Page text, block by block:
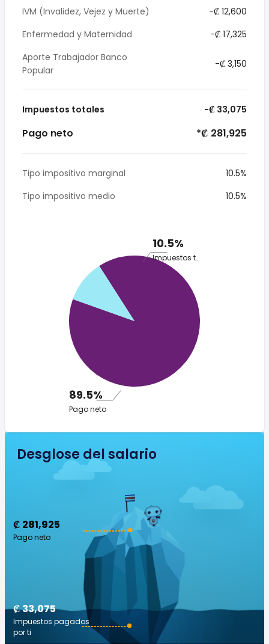
IVM (Invalidez, Vejez y Muerte)
-₡ 12,600
Enfermedad y Maternidad
-₡ 17,325
Aporte Trabajador Banco
Popular
-₡ 3,150
Impuestos totales -₡ 33,075
Pago neto *₡ 281,925
Tipo impositivo marginal
10.5%
Tipo impositivo medio
10.5%
10.5%
Impuestos totales
89.5%
Pago neto
Desglose del salario
₡ 281,925
Pago neto
₡ 33,075
Impuestos pagados
por ti